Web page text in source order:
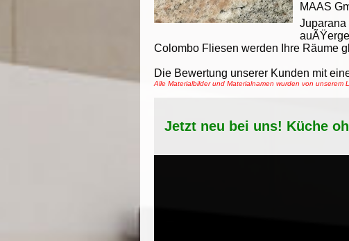
MAAS
Juparana
Colombo Fliesen werden Ihre Räume
Die Bewertung unserer Kunden mit
Alle Materialbilder und Materialnamen wurden von unserem
Jetzt neu bei uns! Küche